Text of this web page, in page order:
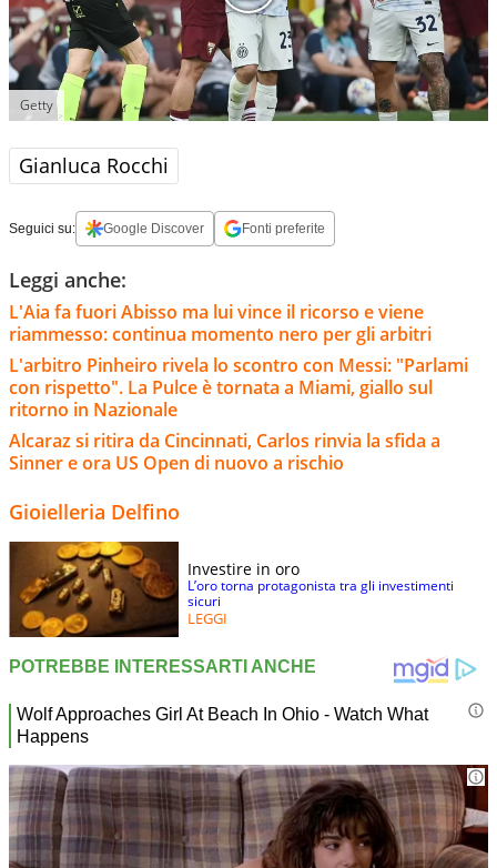
Getty
Gianluca Rocchi
Seguici su: Google Discover Fonti preferite
Leggi anche:
L'Aia fa fuori Abisso ma lui vince il ricorso e viene
riammesso: continua momento nero per gli arbitri
L'arbitro Pinheiro rivela lo scontro con Messi: "Parlami
con rispetto". La Pulce è tornata a Miami, giallo sul
ritorno in Nazionale
Alcaraz si ritira da Cincinnati, Carlos rinvia la sfida a
Sinner e ora US Open di nuovo a rischio
Gioielleria Delfino
Investire in oro
L’oro torna protagonista tra gli investimenti
sicuri
LEGGI